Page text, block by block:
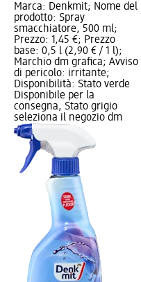
Marca: Denkmit; Nome del
prodotto: Spray
smacchiatore, 500 ml;
Prezzo: 1,45 €; Prezzo
base: 0,5 l (2,90 € / 1 l);
Marchio dm grafica; Avviso
di pericolo: irritante;
Disponibilità: Stato verde
Disponibile per la
consegna, Stato grigio
seleziona il negozio dm